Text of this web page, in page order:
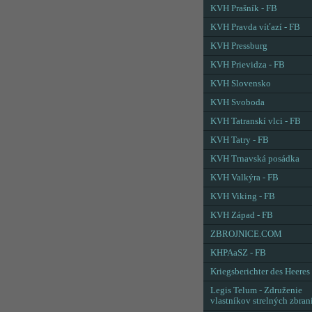
KVH Prašník - FB
KVH Pravda víťazí - FB
KVH Pressburg
KVH Prievidza - FB
KVH Slovensko
KVH Svoboda
KVH Tatranskí vlci - FB
KVH Tatry - FB
KVH Trnavská posádka
KVH Valkýra - FB
KVH Viking - FB
KVH Západ - FB
ZBROJNICE.COM
KHPAaSZ - FB
Kriegsberichter des Heeres
Legis Telum - Združenie
vlastníkov strelných